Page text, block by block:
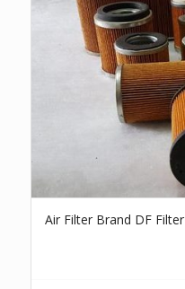
Air Filter Brand DF Filter